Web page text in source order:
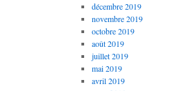
décembre 2019
novembre 2019
octobre 2019
août 2019
juillet 2019
mai 2019
avril 2019